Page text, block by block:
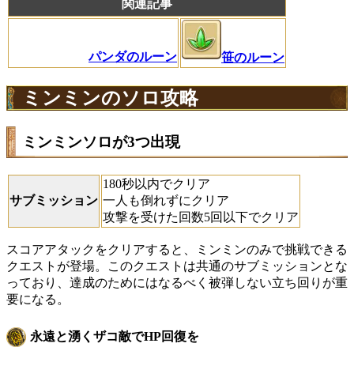
関連記事
パンダのルーン 笹のルーン
ミンミンのソロ攻略
ミンミンソロが3つ出現
サブミッション
180秒以内でクリア
一人も倒れずにクリア
攻撃を受けた回数5回以下でクリア
スコアアタックをクリアすると、ミンミンのみで挑戦できる
クエストが登場。このクエストは共通のサブミッションとな
っており、達成のためにはなるべく被弾しない立ち回りが重
要になる。
永遠と湧くザコ敵でHP回復を